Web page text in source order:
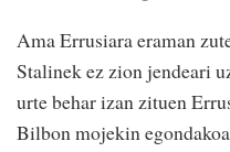
Ama Errusiara eraman
Stalinek ez zion jendeari
urte behar izan zituen
Bilbon mojekin